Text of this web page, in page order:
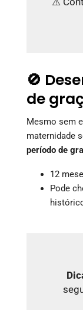
🚫
de
Mesmo sem
maternidade
período de
12
Pode